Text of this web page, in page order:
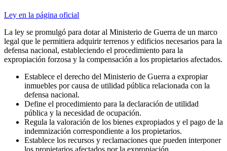
Ley en la página oficial
La ley se promulgó para dotar al Ministerio de Guerra de un marco
legal que le permitiera adquirir terrenos y edificios necesarios para la
defensa nacional, estableciendo el procedimiento para la
expropiación forzosa y la compensación a los propietarios afectados.
Establece el derecho del Ministerio de Guerra a expropiar
inmuebles por causa de utilidad pública relacionada con la
defensa nacional.
Define el procedimiento para la declaración de utilidad
pública y la necesidad de ocupación.
Regula la valoración de los bienes expropiados y el pago de la
indemnización correspondiente a los propietarios.
Establece los recursos y reclamaciones que pueden interponer
los propietarios afectados por la expropiación.